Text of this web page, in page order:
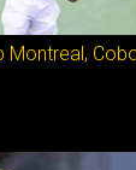
Montreal,